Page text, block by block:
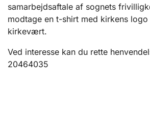
samarbejdsaftale af sognets
modtage en t-shirt med kirkens
kirkevært.
Ved interesse kan du rette
20464035